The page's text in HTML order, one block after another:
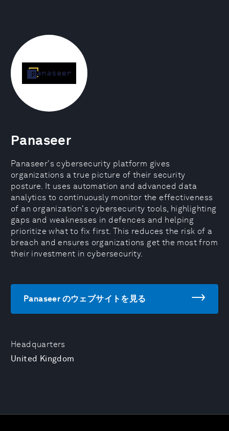
Headquarters
United Kingdom
Panaseer
Panaseer's cybersecurity platform gives
organizations a true picture of their security
posture. It uses automation and advanced data
analytics to continuously monitor the effectiveness
of an organization's cybersecurity tools, highlighting
gaps and weaknesses in defences and helping
prioritize what to fix first. This reduces the risk of a
breach and ensures organizations get the most from
their investment in cybersecurity.
Panaseer のウェブサイトを見る